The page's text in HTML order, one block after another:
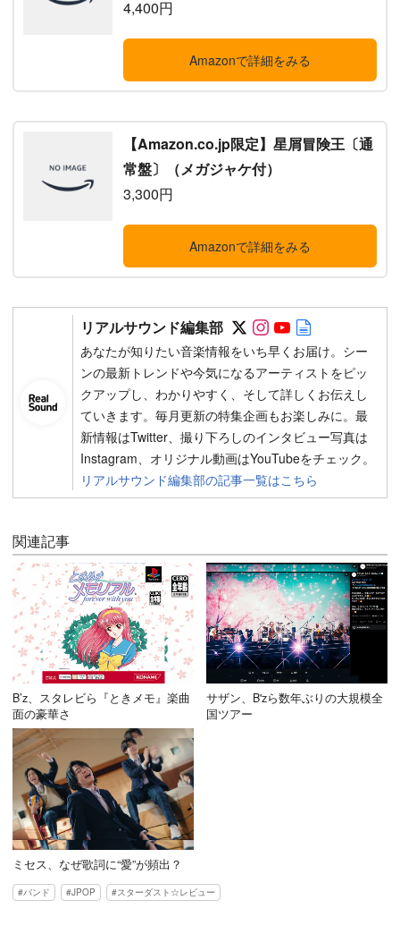
4,400円
Amazonで詳細をみる
【Amazon.co.jp限定】星屑冒険王〔通
常盤〕（メガジャケ付）
3,300円
Amazonで詳細をみる
リアルサウンド編集部 Follow on SNS
Follow on SNS
Follow on
あなたが知りたい音楽情報をいち早くお届け。シー
ンの最新トレンドや今気になるアーティストをピッ
クアップし、わかりやすく、そして詳しくお伝えし
ていきます。毎月更新の特集企画もお楽しみに。最
新情報はTwitter、撮り下ろしのインタビュー写真は
Instagram、オリジナル動画はYouTubeをチェック。
リアルサウンド編集部の記事一覧はこちら
関連記事
B’z、スタレビら『ときメモ』楽曲
面の豪華さ
サザン、B'zら数年ぶりの大規模全
国ツアー
ミセス、なぜ歌詞に“愛”が頻出？
バンド JPOP スターダスト☆レビュー